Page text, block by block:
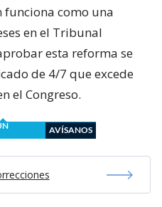
funciona como una
en el Tribunal
esta reforma se
de 4/7 que excede
el Congreso.
AVÍSANOS